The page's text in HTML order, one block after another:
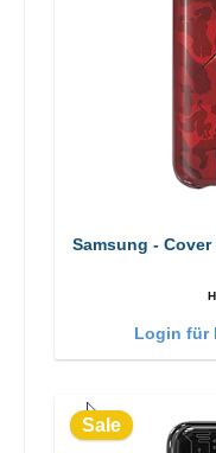
Samsung - Cover
Login für
Sale